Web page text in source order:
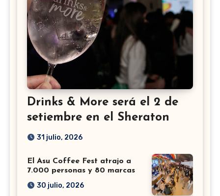
Drinks & More será el 2 de
setiembre en el Sheraton
31 julio, 2026
El Asu Coffee Fest atrajo a
7.000 personas y 80 marcas
30 julio, 2026